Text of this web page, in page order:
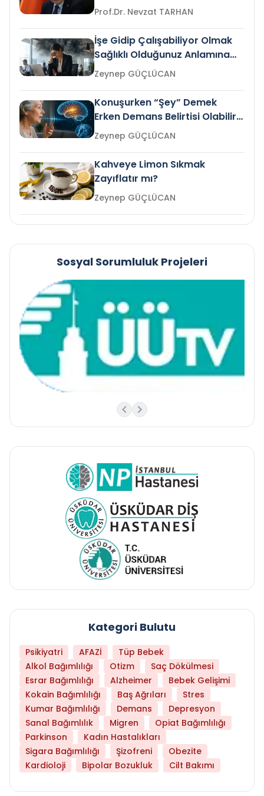
Prof.Dr. Nevzat TARHAN
İşe Gidip Çalışabiliyor Olmak
Sağlıklı Olduğunuz Anlamına
Gelir mi?Zeynep GÜÇLÜCAN
Konuşurken “Şey” Demek
Erken Demans Belirtisi Olabilir
mi?
Zeynep GÜÇLÜCAN
Kahveye Limon Sıkmak
Zayıflatır mı?
Zeynep GÜÇLÜCAN
Sosyal Sorumluluk Projeleri
Kategori Bulutu
Psikiyatri AFAZİ
Tüp Bebek
Alkol Bağımlılığı
Otizm
Saç Dökülmesi
Esrar Bağımlılığı
Alzheimer
Bebek Gelişimi
Kokain Bağımlılığı
Baş Ağrıları
Stres
Kumar Bağımlılığı
Demans
Depresyon
Sanal Bağımlılık
Migren
Opiat Bağımlılığı
Parkinson
Kadın Hastalıkları
Sigara Bağımlılığı
Şizofreni
Obezite
Kardioloji
Bipolar Bozukluk Cilt Bakımı